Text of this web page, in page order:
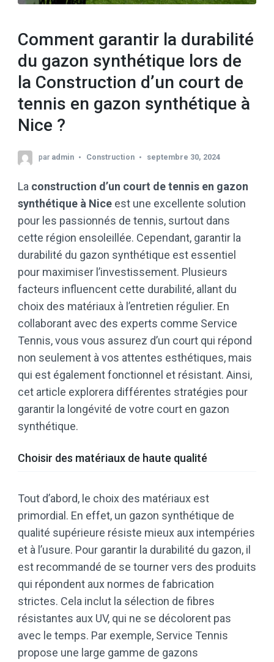
Comment garantir la durabilité
du gazon synthétique lors de
la Construction d’un court de
tennis en gazon synthétique à
Nice ?
par admin Construction septembre 30, 2024
La construction d’un court de tennis en gazon
synthétique à Nice est une excellente solution
pour les passionnés de tennis, surtout dans
cette région ensoleillée. Cependant, garantir la
durabilité du gazon synthétique est essentiel
pour maximiser l’investissement. Plusieurs
facteurs influencent cette durabilité, allant du
choix des matériaux à l’entretien régulier. En
collaborant avec des experts comme Service
Tennis, vous vous assurez d’un court qui répond
non seulement à vos attentes esthétiques, mais
qui est également fonctionnel et résistant. Ainsi,
cet article explorera différentes stratégies pour
garantir la longévité de votre court en gazon
synthétique.
Choisir des matériaux de haute qualité
Tout d’abord, le choix des matériaux est
primordial. En effet, un gazon synthétique de
qualité supérieure résiste mieux aux intempéries
et à l’usure. Pour garantir la durabilité du gazon, il
est recommandé de se tourner vers des produits
qui répondent aux normes de fabrication
strictes. Cela inclut la sélection de fibres
résistantes aux UV, qui ne se décolorent pas
avec le temps. Par exemple, Service Tennis
propose une large gamme de gazons